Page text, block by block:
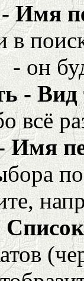
Имя
- он
-
всё